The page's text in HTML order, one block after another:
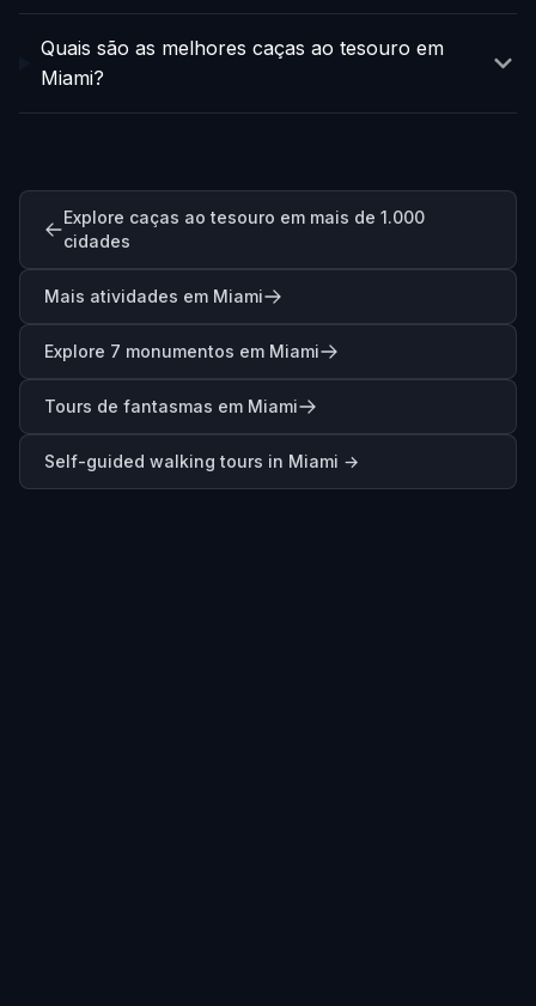
Quais são as melhores caças ao tesouro em
Miami?
Explore caças ao tesouro em mais de 1.000
cidades
Mais atividades em Miami
Explore 7 monumentos em Miami
Tours de fantasmas em Miami
Self-guided walking tours in Miami →